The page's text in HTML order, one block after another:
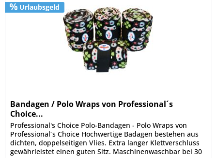
Urlaubsgeld
Bandagen / Polo Wraps von Professional´s
Choice...
Professional's Choice Polo-Bandagen - Polo Wraps von
Professional´s Choice Hochwertige Badagen bestehen aus
dichten, doppelseitigen Vlies. Extra langer Klettverschluss
gewährleistet einen guten Sitz. Maschinenwaschbar bei 30